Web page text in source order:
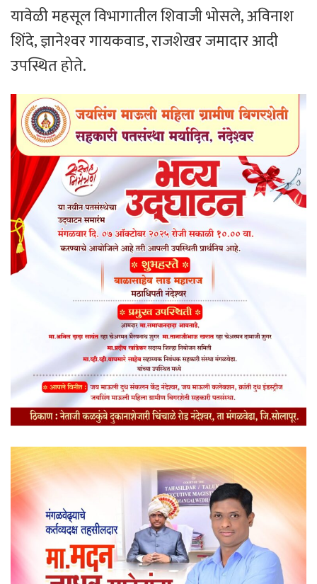
यावेळी महसूल विभागातील शिवाजी भोसले, अविनाश
शिंदे, ज्ञानेश्‍वर गायकवाड, राजशेखर जमादार आदी
उपस्थित होते.